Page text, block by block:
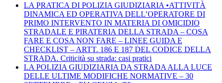
LA PRATICA DI POLIZIA GIUDIZIARIA •ATTIVITÀ
DINAMICA ED OPERATIVA DELL’OPERATORE DI
PRIMO INTERVENTO IN MATERIA DI OMICIDIO
STRADALE E PIRATERIA DELLA STRADA – COSA
FARE E COSA NON FARE – LINEE GUIDA E
CHECKLIST – ARTT. 186 E 187 DEL CODICE DELLA
STRADA. Criticità su strada: casi pratici
LA POLIZIA GIUDIZIARIA DA STRADA ALLA LUCE
DELLE ULTIME MODIFICHE NORMATIVE – 30